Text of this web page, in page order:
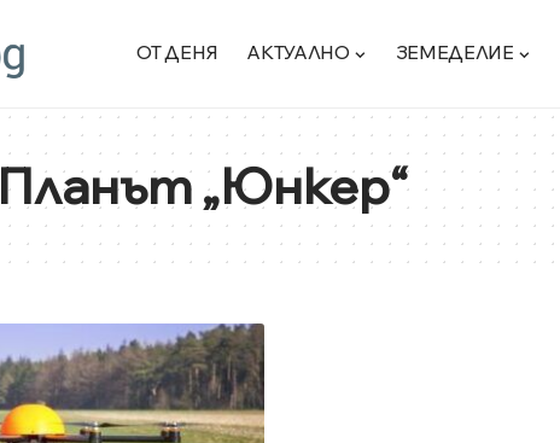
ОТ ДЕНЯ АКТУАЛНО ЗЕМЕДЕЛИЕ
Планът „Юнкер“